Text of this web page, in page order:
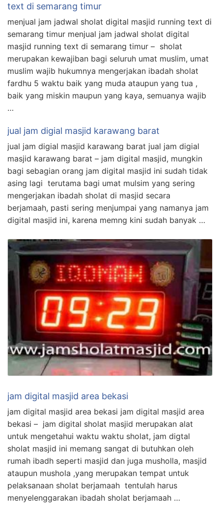
text di semarang timur
menjual jam jadwal sholat digital masjid running text di
semarang timur menjual jam jadwal sholat digital
masjid running text di semarang timur – sholat
merupakan kewajiban bagi seluruh umat muslim, umat
muslim wajib hukumnya mengerjakan ibadah sholat
fardhu 5 waktu baik yang muda ataupun yang tua ,
baik yang miskin maupun yang kaya, semuanya wajib
…
jual jam digial masjid karawang barat
jual jam digial masjid karawang barat jual jam digial
masjid karawang barat – jam digital masjid, mungkin
bagi sebagian orang jam digital masjid ini sudah tidak
asing lagi terutama bagi umat mulsim yang sering
mengerjakan ibadah sholat di masjid secara
berjamaah, pasti sering menjumpai yang namanya jam
digital masjid ini, karena memng kini sudah banyak …
jam digital masjid area bekasi
jam digital masjid area bekasi jam digital masjid area
bekasi – jam digital sholat masjid merupakan alat
untuk mengetahui waktu waktu sholat, jam digtal
sholat masjid ini memang sangat di butuhkan oleh
rumah ibadh seperti masjid dan juga musholla, masjid
ataupun mushola ,yang merupakan tempat untuk
pelaksanaan sholat berjamaah tentulah harus
menyelenggarakan ibadah sholat berjamaah …